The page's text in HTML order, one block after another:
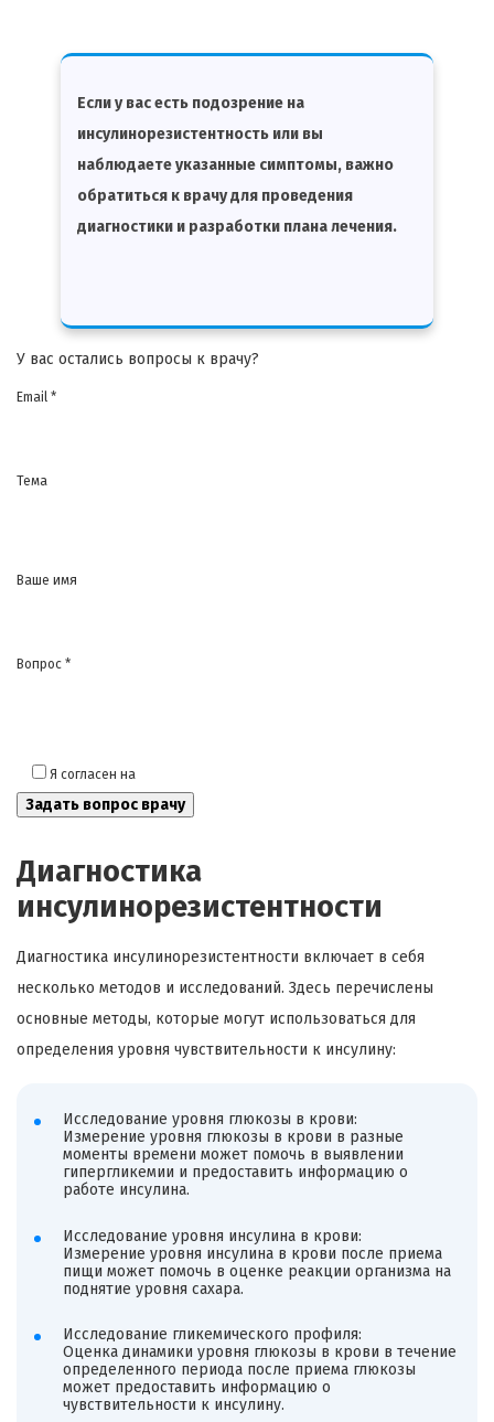
Если у вас есть подозрение на
инсулинорезистентность или вы
наблюдаете указанные симптомы, важно
обратиться к врачу для проведения
диагностики и разработки плана лечения.
У вас остались вопросы к врачу?
Email *
Тема
Ваше имя
Вопрос *
Я согласен на
Диагностика
инсулинорезистентности
Диагностика инсулинорезистентности включает в себя
несколько методов и исследований. Здесь перечислены
основные методы, которые могут использоваться для
определения уровня чувствительности к инсулину:
Исследование уровня глюкозы в крови:
Измерение уровня глюкозы в крови в разные
моменты времени может помочь в выявлении
гипергликемии и предоставить информацию о
работе инсулина.
Исследование уровня инсулина в крови:
Измерение уровня инсулина в крови после приема
пищи может помочь в оценке реакции организма на
поднятие уровня сахара.
Исследование гликемического профиля:
Оценка динамики уровня глюкозы в крови в течение
определенного периода после приема глюкозы
может предоставить информацию о
чувствительности к инсулину.